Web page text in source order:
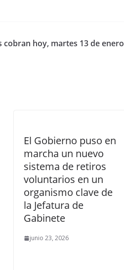
cobran hoy, martes 13 de enero
El Gobierno puso en
marcha un nuevo
sistema de retiros
voluntarios en un
organismo clave de
la Jefatura de
Gabinete
junio 23, 2026